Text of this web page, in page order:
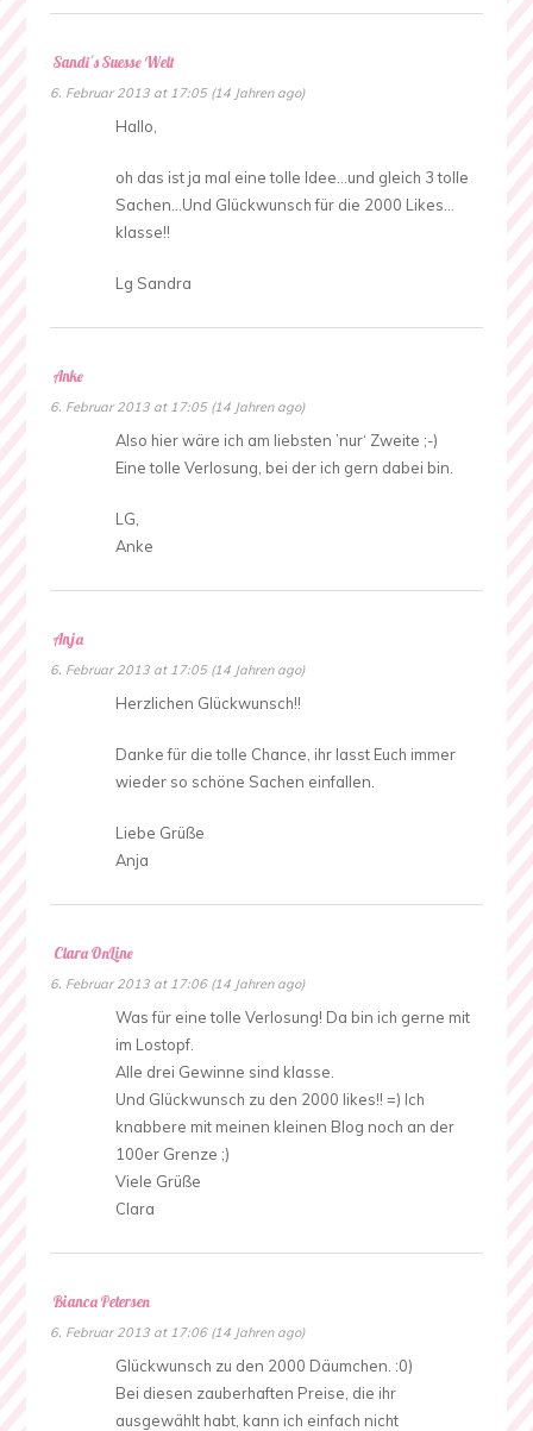
Sandi´s Suesse Welt
6. Februar 2013 at 17:05 (14 Jahren ago)
Hallo,
oh das ist ja mal eine tolle Idee…und gleich 3 tolle
Sachen…Und Glückwunsch für die 2000 Likes…
klasse!!
Lg Sandra
Anke
6. Februar 2013 at 17:05 (14 Jahren ago)
Also hier wäre ich am liebsten ’nur‘ Zweite ;-)
Eine tolle Verlosung, bei der ich gern dabei bin.
LG,
Anke
Anja
6. Februar 2013 at 17:05 (14 Jahren ago)
Herzlichen Glückwunsch!!
Danke für die tolle Chance, ihr lasst Euch immer
wieder so schöne Sachen einfallen.
Liebe Grüße
Anja
Clara OnLine
6. Februar 2013 at 17:06 (14 Jahren ago)
Was für eine tolle Verlosung! Da bin ich gerne mit
im Lostopf.
Alle drei Gewinne sind klasse.
Und Glückwunsch zu den 2000 likes!! =) Ich
knabbere mit meinen kleinen Blog noch an der
100er Grenze ;)
Viele Grüße
Clara
Bianca Petersen
6. Februar 2013 at 17:06 (14 Jahren ago)
Glückwunsch zu den 2000 Däumchen. :0)
Bei diesen zauberhaften Preise, die ihr
ausgewählt habt, kann ich einfach nicht